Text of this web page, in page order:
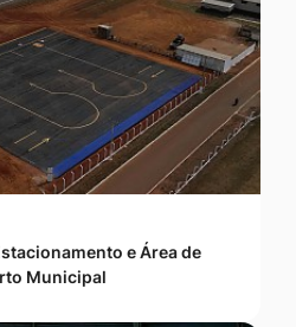
e Área de
Municipal